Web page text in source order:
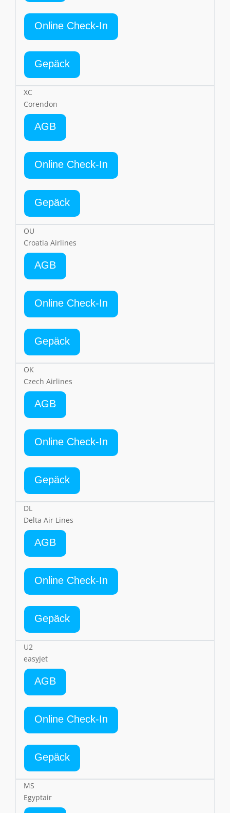
Online Check-In
Gepäck
XC
Corendon
AGB
Online Check-In
Gepäck
OU
Croatia Airlines
AGB
Online Check-In
Gepäck
OK
Czech Airlines
AGB
Online Check-In
Gepäck
DL
Delta Air Lines
AGB
Online Check-In
Gepäck
U2
easyJet
AGB
Online Check-In
Gepäck
MS
Egyptair